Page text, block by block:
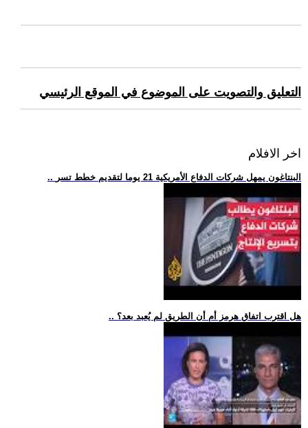
التعليق والتصويت على الموضوع في الموقع الرئيسي
اخر الافلام
.. البنتاغون يمهل شركات الدفاع الأمريكية 21 يوما لتقديم خطط تسر
.. هل اقترب اتفاق هرمز أم أن الطريق لم يُعبد بعد؟